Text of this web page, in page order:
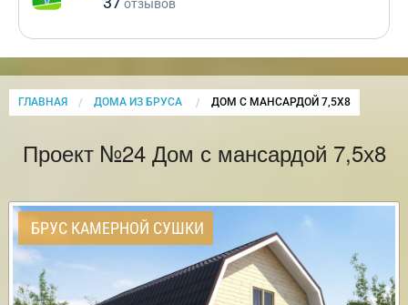
отзывов
ГЛАВНАЯ ДОМА ИЗ БРУСА CURRENT:
ДОМ С МАНСАРДОЙ 7,5Х8
Проект №24 Дом с мансардой 7,5х8
БРУС КАМЕРНОЙ СУШКИ